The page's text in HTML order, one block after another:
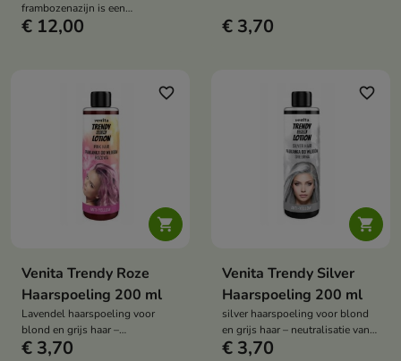
frambozenazijn is een
lichtgewicht product dat het
haarschubben af en zorgt al na
één gebruik voor een glanzende
€ 12,00
Lavendeltint, Verzorgt Blond en
Opgelicht Haar, Professioneel
€ 3,70

favorite_border
Venita Trendy Roze
Haarspoeling 200 ml
Lavendel haarspoeling voor
blond en grijs haar –
Neutraliseert gele reflecties,
€ 3,70

favorite_border
Venita Trendy Silver
Haarspoeling 200 ml
silver haarspoeling voor blond
en grijs haar – neutralisatie van
gele reflecties, zilveren tint,
€ 3,70